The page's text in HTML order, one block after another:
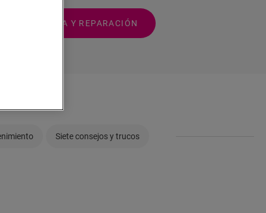
DE LIMPIEZA Y REPARACIÓN
Siete consejos y trucos